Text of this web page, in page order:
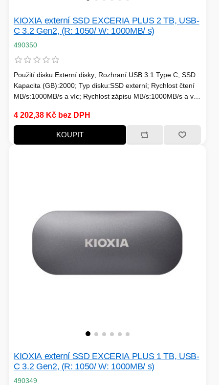
KIOXIA externí SSD EXCERIA PLUS 2 TB, USB-
C 3.2 Gen2, (R: 1050/ W: 1000MB/ s)
490350
Použití disku:Externí disky; Rozhraní:USB 3.1 Type C; SSD
Kapacita (GB):2000; Typ disku:SSD externí; Rychlost čtení
MB/s:1000MB/s a víc; Rychlost zápisu MB/s:1000MB/s a víc;
4 202,38 Kč bez DPH
KOUPIT
KIOXIA externí SSD EXCERIA PLUS 1 TB, USB-
C 3.2 Gen2, (R: 1050/ W: 1000MB/ s)
490349